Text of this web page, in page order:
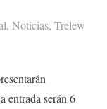
, Noticias, Trelew
entrada serán 6